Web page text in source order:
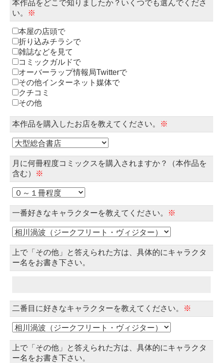
本作品をどこで知りましたか？いくつでも選んでくださ
い。
※
本屋の店頭で
折り込みチラシで
雑誌などを見て
コミックガルドで
オーバーラップ情報局Twitterで
その他インターネット媒体で
クチコミ
その他
本作品を購入したお店を教えてください。 ※
月に何冊程度コミックスを購入されますか？（本作品を
含む）
※
一番好きなキャラクターを教えてください。 ※
上で「その他」と答えられた方は、具体的にキャラクタ
ー名をお書き下さい。
二番目に好きなキャラクターを教えてください。 ※
上で「その他」と答えられた方は、具体的にキャラクタ
ー名をお書き下さい。